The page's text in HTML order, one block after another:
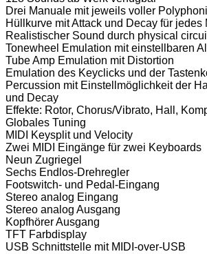
Drei Manuale mit jeweils voller
Hüllkurve mit Attack und Decay für
Realistischer Sound durch physical
Tonewheel Emulation mit einstellbaren
Tube Amp Emulation mit Distortion
Emulation des Keyclicks und der
Percussion mit Einstellmöglichkeit der
und Decay
Effekte: Rotor, Chorus/Vibrato, Hall,
Globales Tuning
MIDI Keysplit und Velocity
Zwei MIDI Eingänge für zwei Keyboards
Neun Zugriegel
Sechs Endlos-Drehregler
Footswitch- und Pedal-Eingang
Stereo analog Eingang
Stereo analog Ausgang
Kopfhörer Ausgang
TFT Farbdisplay
USB Schnittstelle mit MIDI-over-USB